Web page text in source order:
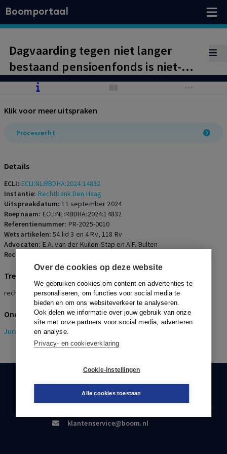
Over de cookies op deze website
We gebruiken cookies om content en advertenties te
personaliseren, om functies voor social media te
bieden en om ons websiteverkeer te analyseren.
Ook delen we informatie over jouw gebruik van onze
site met onze partners voor social media, adverteren
en analyse.
Privacy- en cookieverklaring
Cookie-instellingen
Alle cookies toestaan
Boomportaal
Dagvaarding tegen niet langer
bestaand pensioenfonds is niet-
ontvankelijk; rechtsopvolgers
Klik voor meer uitspraken
Procesrecht
Details
ECLI: ECLI:NL:RBDHA:2024:14832
Instantie: Rechtbank Den Haag
Uitspraakdatum:11 september 2024
Roepnaam: ECLI:NL:RBDHA:2024:14832
Referentienummer: PR-2025-0010
Wetsartikelen:54 lid 3 en 4 Rv, 118 Rv
Advocaten: E.A. van der Kuilen-Stap en A.F. Bulten
Rechters:
Trefwoorden
rechtsopvolger, niet-ontvankelijkheid, verstek
Onderwerpen
Juridisch> Pensioenrecht
KLANTENSERVICE
088-0301000
klantenservice@boom.nl